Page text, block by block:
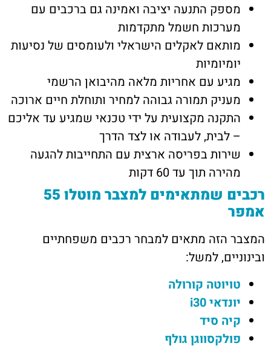
מספק התנעה יציבה ואמינה גם ברכבים עם
מערכות חשמל מתקדמות
מותאם לאקלים הישראלי ולעומסים של נסיעות
יומיומיות
מגיע עם אחריות מלאה מהיבואן הרשמי
מעניק תמורה גבוהה למחיר ותוחלת חיים ארוכה
התקנה מקצועית על ידי טכנאי שמגיע עד אליכם
– לבית, לעבודה או לצד הדרך
שירות בפריסה ארצית עם התחייבות להגעה
מהירה תוך עד 60 דקות
רכבים שמתאימים למצבר מוטלו 55
אמפר
המצבר הזה מתאים למבחר רכבים משפחתיים
ובינוניים, למשל:
טויוטה קורולה
יונדאי i30
קיה סיד
פולקסווגן גולף